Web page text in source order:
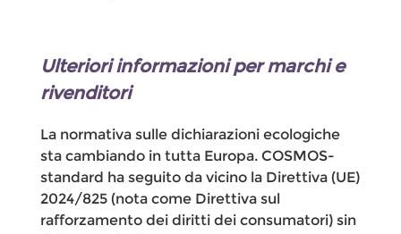
Ulteriori informazioni per marchi e
rivenditori
La normativa sulle dichiarazioni ecologiche
sta cambiando in tutta Europa. COSMOS-
standard ha seguito da vicino la Direttiva (UE)
2024/825 (nota come Direttiva sul
rafforzamento dei diritti dei consumatori) sin